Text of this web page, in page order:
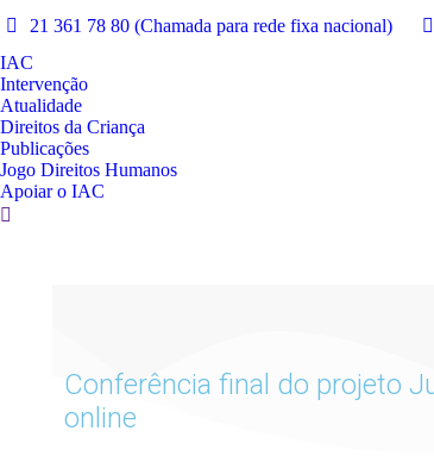
21 361 78 80 (Chamada para rede fixa nacional)
IAC
Intervenção
Atualidade
Direitos da Criança
Publicações
Jogo Direitos Humanos
Apoiar o IAC
Conferência final do projeto
online